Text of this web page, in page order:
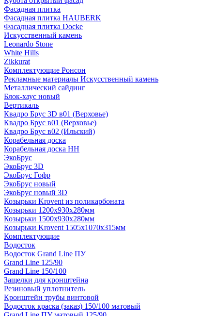
Фасадная плитка
Фасадная плитка HAUBERK
Фасадная плитка Docke
Искусственный камень
Leonardo Stone
White Hills
Zikkurat
Комплектующие Ронсон
Рекламные материалы Искусственный камень
Металлический сайдинг
Блок-хаус новый
Вертикаль
Квадро Брус 3D в01 (Верховье)
Квадро Брус в01 (Верховье)
Квадро Брус в02 (Ильский)
Корабельная доска
Корабельная доска НН
ЭкоБрус
ЭкоБрус 3D
ЭкоБрус Гофр
ЭкоБрус новый
ЭкоБрус новый 3D
Козырьки Krovent из поликарбоната
Козырьки 1200х930х280мм
Козырьки 1500х930х280мм
Козырьки Krovent 1505х1070х315мм
Комплектующие
Водосток
Водосток Grand Line ПУ
Grand Line 125/90
Grand Line 150/100
Защелки для кронштейна
Резиновый уплотнитель
Кронштейн трубы винтовой
Водосток краска (заказ) 150/100 матовый